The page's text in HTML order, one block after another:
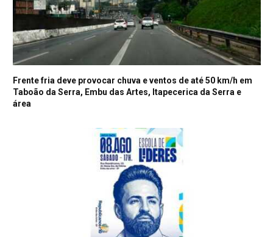
Frente fria deve provocar chuva e ventos de até 50 km/h em
Taboão da Serra, Embu das Artes, Itapecerica da Serra e
área